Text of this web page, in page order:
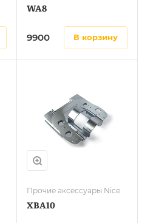
WA8
9900 в корзину
Прочие аксессуары Nice
XBA10